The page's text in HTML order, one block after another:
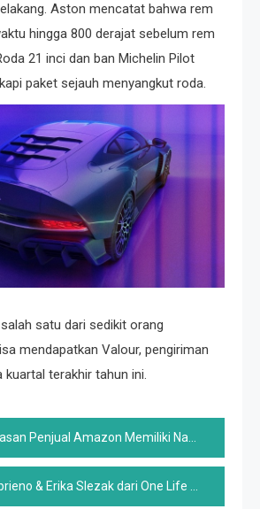
Aston mencatat bahwa rem
hingga 800 derajat sebelum rem
21 inci dan ban Michelin Pilot
paket sejauh menyangkut roda.
satu dari sedikit orang
mendapatkan Valour, pengiriman
kuartal terakhir tahun ini.
Penjual Amazon Memiliki Nama Merek Yang Aneh
dari One Life To Reside Memberikan Penghormatan Emosional Kepada Andrea Evans